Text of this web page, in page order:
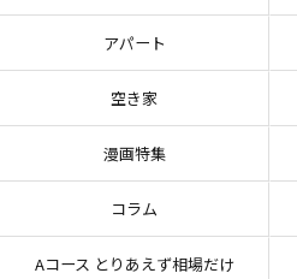
アパート
空き家
漫画特集
コラム
Aコース とりあえず相場だけ